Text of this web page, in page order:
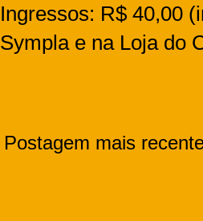
Ingressos: R$ 40,00
Sympla e na Loja do
Postagem mais